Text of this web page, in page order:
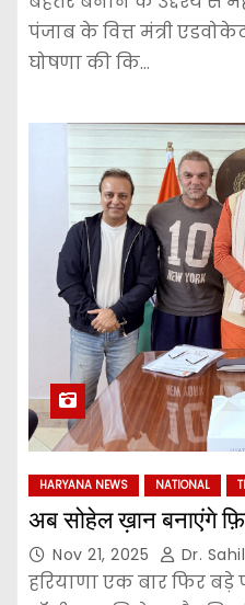
पंजाब के वित्त मंत्री
घोषणा की कि…
HARYANA NEWS NATIONAL
अब सोहेल ख़ान बनाएंगे
Nov 21, 2025 Dr.
हरियाणा एक बार फिर बड़े